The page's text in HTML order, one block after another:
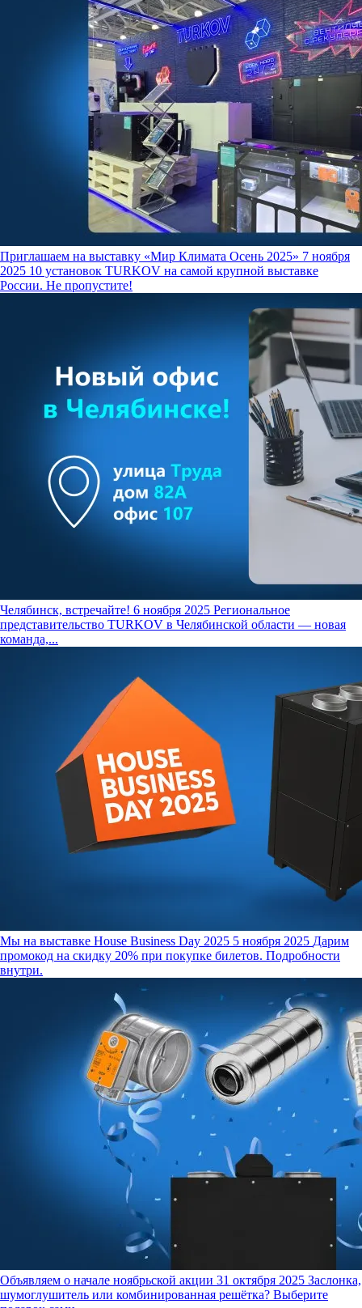
Приглашаем на выставку «Мир Климата Осень 2025» 7 ноября
2025 10 установок TURKOV на самой крупной выставке
России. Не пропустите!
Челябинск, встречайте! 6 ноября 2025 Региональное
представительство TURKOV в Челябинской области — новая
команда,...
Мы на выставке House Business Day 2025 5 ноября 2025 Дарим
промокод на скидку 20% при покупке билетов. Подробности
внутри.
Объявляем о начале ноябрьской акции 31 октября 2025 Заслонка,
шумоглушитель или комбинированная решётка? Выберите